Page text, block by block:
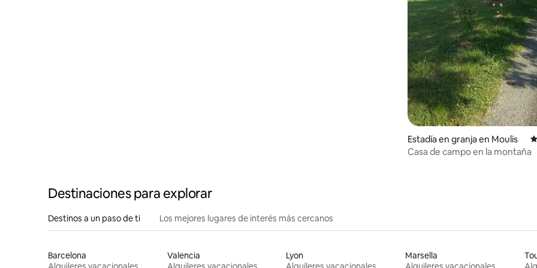
Estadía en granja en Moulis
Casa de campo en la montaña
Destinaciones para explorar
Destinos a un paso de ti Los mejores lugares de interés más cercanos
Barcelona
Valencia
Lyon
Marsella